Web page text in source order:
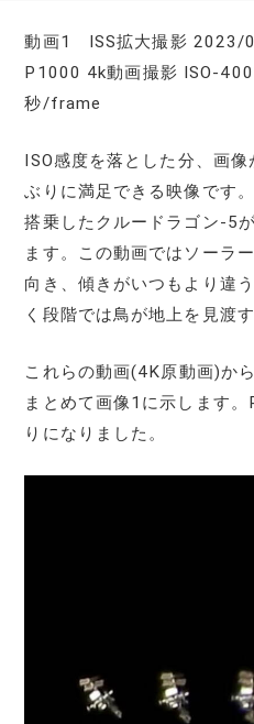
動画1 ISS拡大撮影 2023/
P1000 4k動画撮影 ISO-
秒/frame
ISO感度を落とした分、画
ぶりに満足できる映像です
搭乗したクルードラゴン-5
ます。この動画ではソーラ
向き、傾きがいつもより違
く段階では鳥が地上を見渡
これらの動画(4K原動画)か
まとめて画像1に示します
りになりました。